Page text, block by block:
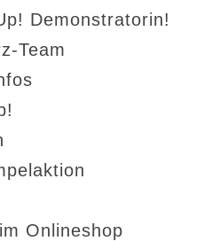
Demonstratorin!
Team
Onlineshop